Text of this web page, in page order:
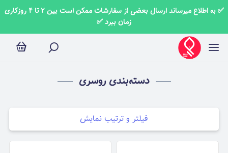
✅ به اطلاع میرساند ارسال بعضی از سفارشات ممکن است بین 2 تا 4 روزکاری
زمان ببرد ✅
دسته‌بندی روسری
فیلتر و ترتیب نمایش